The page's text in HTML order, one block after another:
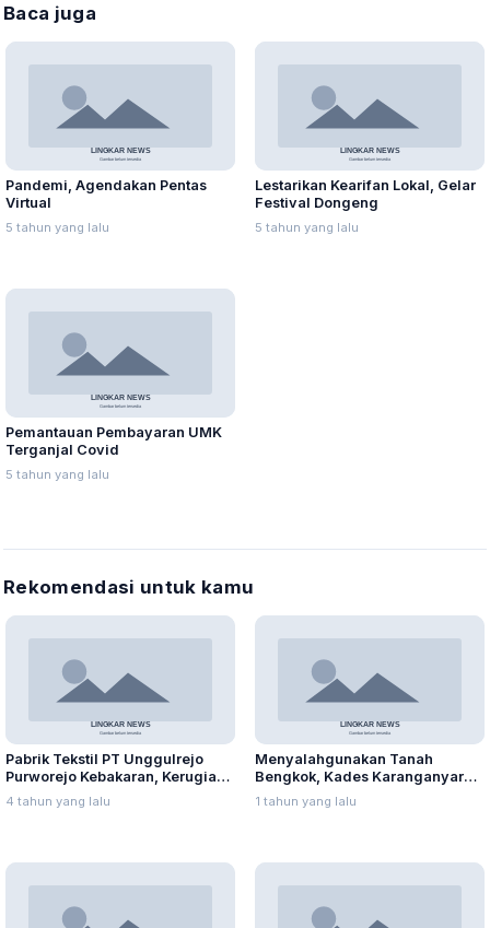
Baca juga
Pandemi, Agendakan Pentas
Virtual
5 tahun yang lalu
Lestarikan Kearifan Lokal, Gelar
Festival Dongeng
5 tahun yang lalu
Pemantauan Pembayaran UMK
Terganjal Covid
5 tahun yang lalu
Rekomendasi untuk kamu
Pabrik Tekstil PT Unggulrejo
Purworejo Kebakaran, Kerugian
Capai Puluhan Juta Rupiah
4 tahun yang lalu
Menyalahgunakan Tanah
Bengkok, Kades Karanganyar
Ditangkap Kejari
1 tahun yang lalu